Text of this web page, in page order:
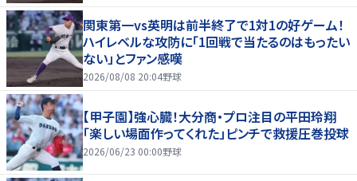
関東第一vs英明は前半終了で1対1の好ゲーム！
ハイレベルな攻防に「1回戦で当たるのはもったい
ない」とファン感嘆
2026/08/08 20:04野球
【甲子園】強心臓！大分商・プロ注目の平田玲翔
「楽しい場面作ってくれた」ピンチで救援圧巻投球
2026/06/23 00:00野球